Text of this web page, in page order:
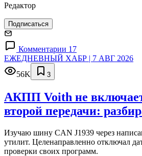
Редактор
Подписаться
Комментарии 17
ЕЖЕДНЕВНЫЙ ХАБР | 7 АВГ 2026
56K
3
АКПП Voith не
второй передачи:
Изучаю шину CAN J1939 через
утилит. Целенаправленно отключал
проверки своих программ.